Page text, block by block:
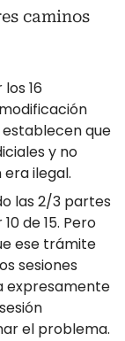
caminos
16
que
y no
ilegal.
las 2/3 partes
de 15. Pero
ese trámite
sesiones
expresamente
el problema.